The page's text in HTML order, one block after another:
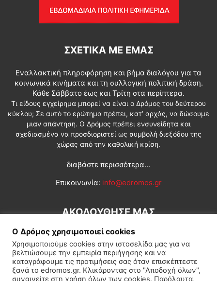
ΣΧΕΤΙΚΆ ΜΕ ΕΜΆΣ
Εναλλακτική πληροφόρηση και βήμα διαλόγου για τα
κοινωνικά κινήματα και τη συλλογική πολιτική δράση.
Κάθε Σάββατο έως και Τρίτη στα περίπτερα.
Τι είδους εγχείρημα μπορεί να είναι ο Δρόμος του δεύτερου
κύκλου; Σε αυτό το ερώτημα πρέπει, κατ’ αρχάς, να δώσουμε
μιαν απάντηση. Ο Δρόμος πρέπει ενσυνείδητα και
σχεδιασμένα να προσδιοριστεί ως συμβολή διεξόδου της
χώρας από την καθολική κρίση.
διαβάστε περισσότερα...
Επικοινωνία: info@edromos.gr
ΑΚΟΛΟΥΘΗΣΕ ΜΑΣ
Ο Δρόμος χρησιμοποιεί cookies
Χρησιμοποιούμε cookies στην ιστοσελίδα μας για να
βελτιώσουμε την εμπειρία περιήγησης και να
καταγράφουμε τις προτιμήσεις σας όταν επισκέπτεστε
ξανά το edromos.gr. Κλικάροντας στο "Αποδοχή όλων",
συναινείτε στη χρήση όλων των cookies. Παρόλαυτα,